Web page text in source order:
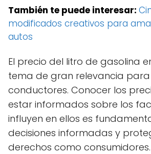
También te puede interesar:
modificados creativos para
autos
El precio del litro de gasolina
tema de gran relevancia para
conductores. Conocer los
estar informados sobre los
influyen en ellos es
decisiones informadas y
derechos como